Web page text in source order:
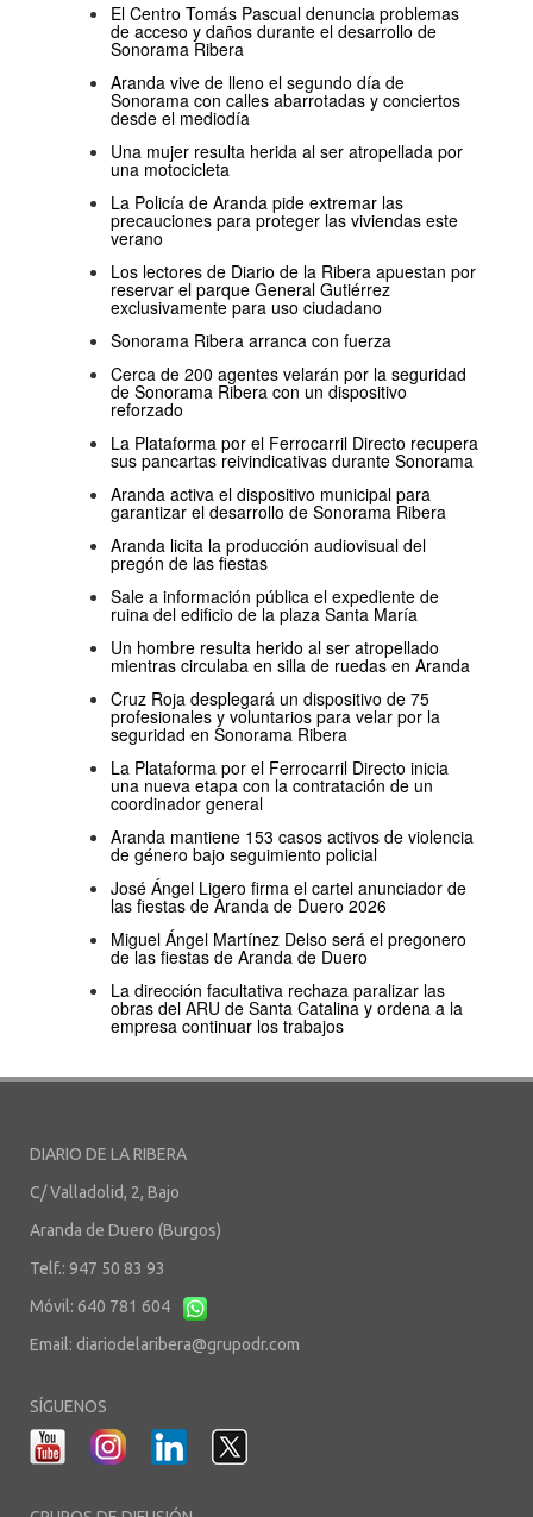
El Centro Tomás Pascual denuncia problemas
de acceso y daños durante el desarrollo de
Sonorama Ribera
Aranda vive de lleno el segundo día de
Sonorama con calles abarrotadas y conciertos
desde el mediodía
Una mujer resulta herida al ser atropellada por
una motocicleta
La Policía de Aranda pide extremar las
precauciones para proteger las viviendas este
verano
Los lectores de Diario de la Ribera apuestan por
reservar el parque General Gutiérrez
exclusivamente para uso ciudadano
Sonorama Ribera arranca con fuerza
Cerca de 200 agentes velarán por la seguridad
de Sonorama Ribera con un dispositivo
reforzado
La Plataforma por el Ferrocarril Directo recupera
sus pancartas reivindicativas durante Sonorama
Aranda activa el dispositivo municipal para
garantizar el desarrollo de Sonorama Ribera
Aranda licita la producción audiovisual del
pregón de las fiestas
Sale a información pública el expediente de
ruina del edificio de la plaza Santa María
Un hombre resulta herido al ser atropellado
mientras circulaba en silla de ruedas en Aranda
Cruz Roja desplegará un dispositivo de 75
profesionales y voluntarios para velar por la
seguridad en Sonorama Ribera
La Plataforma por el Ferrocarril Directo inicia
una nueva etapa con la contratación de un
coordinador general
Aranda mantiene 153 casos activos de violencia
de género bajo seguimiento policial
José Ángel Ligero firma el cartel anunciador de
las fiestas de Aranda de Duero 2026
Miguel Ángel Martínez Delso será el pregonero
de las fiestas de Aranda de Duero
La dirección facultativa rechaza paralizar las
obras del ARU de Santa Catalina y ordena a la
empresa continuar los trabajos
DIARIO DE LA RIBERA
C/ Valladolid, 2, Bajo
Aranda de Duero (Burgos)
Telf.: 947 50 83 93
Móvil: 640 781 604
Email: diariodelaribera@grupodr.com
SÍGUENOS